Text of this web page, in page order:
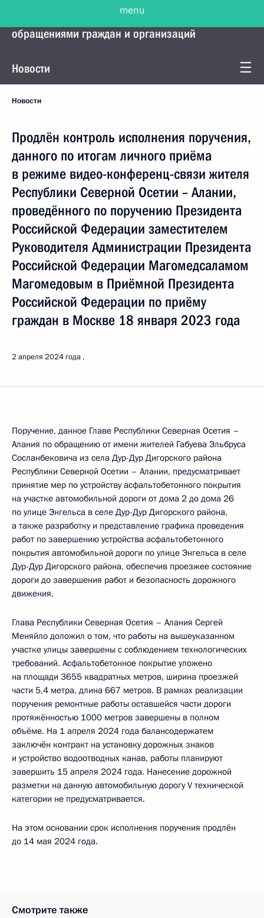
Управление Президента по работе с
обращениями граждан и организаций
Новости
Новости
Продлён контроль исполнения поручения,
данного по итогам личного приёма
в режиме видео-конференц-связи жителя
Республики Северной Осетии – Алании,
проведённого по поручению Президента
Российской Федерации заместителем
Руководителя Администрации Президента
Российской Федерации Магомедсаламом
Магомедовым в Приёмной Президента
Российской Федерации по приёму
граждан в Москве 18 января 2023 года
2 апреля 2024 года
Поручение, данное Главе Республики Северная Осетия –
Алания по обращению от имени жителей Габуева Эльбруса
Сосланбековича из села Дур-Дур Дигорского района
Республики Северной Осетии – Алании, предусматривает
принятие мер по устройству асфальтобетонного покрытия
на участке автомобильной дороги от дома 2 до дома 26
по улице Энгельса в селе Дур-Дур Дигорского района,
а также разработку и представление графика проведения
работ по завершению устройства асфальтобетонного
покрытия автомобильной дороги по улице Энгельса в селе
Дур-Дур Дигорского района, обеспечив проезжее состояние
дороги до завершения работ и безопасность дорожного
движения.
Глава Республики Северная Осетия – Алания Сергей
Меняйло доложил о том, что работы на вышеуказанном
участке улицы завершены с соблюдением технологических
требований. Асфальтобетонное покрытие уложено
на площади 3655 квадратных метров, ширина проезжей
части 5,4 метра, длина 667 метров. В рамках реализации
поручения ремонтные работы оставшейся части дороги
протяжённостью 1000 метров завершены в полном
объёме. На 1 апреля 2024 года балансодержатем
заключён контракт на установку дорожных знаков
и устройство водоотводных канав, работы планируют
завершить 15 апреля 2024 года. Нанесение дорожной
разметки на данную автомобильную дорогу V технической
категории не предусматривается.
На этом основании срок исполнения поручения продлён
до 14 мая 2024 года.
Смотрите также